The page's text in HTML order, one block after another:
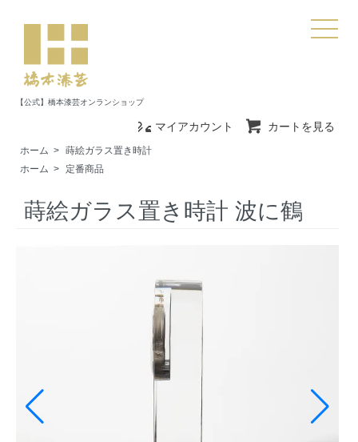
【公式】橋本漆芸オンランショップ
マイアカウント カートを見る
ホーム > 蒔絵ガラス置き時計
ホーム > 定番商品
蒔絵ガラス置き時計 波に鶴